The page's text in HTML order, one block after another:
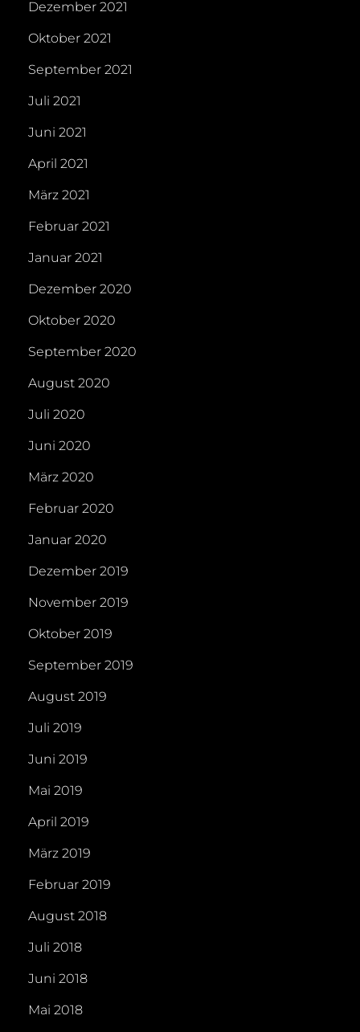
Dezember 2021
Oktober 2021
September 2021
Juli 2021
Juni 2021
April 2021
März 2021
Februar 2021
Januar 2021
Dezember 2020
Oktober 2020
September 2020
August 2020
Juli 2020
Juni 2020
März 2020
Februar 2020
Januar 2020
Dezember 2019
November 2019
Oktober 2019
September 2019
August 2019
Juli 2019
Juni 2019
Mai 2019
April 2019
März 2019
Februar 2019
August 2018
Juli 2018
Juni 2018
Mai 2018